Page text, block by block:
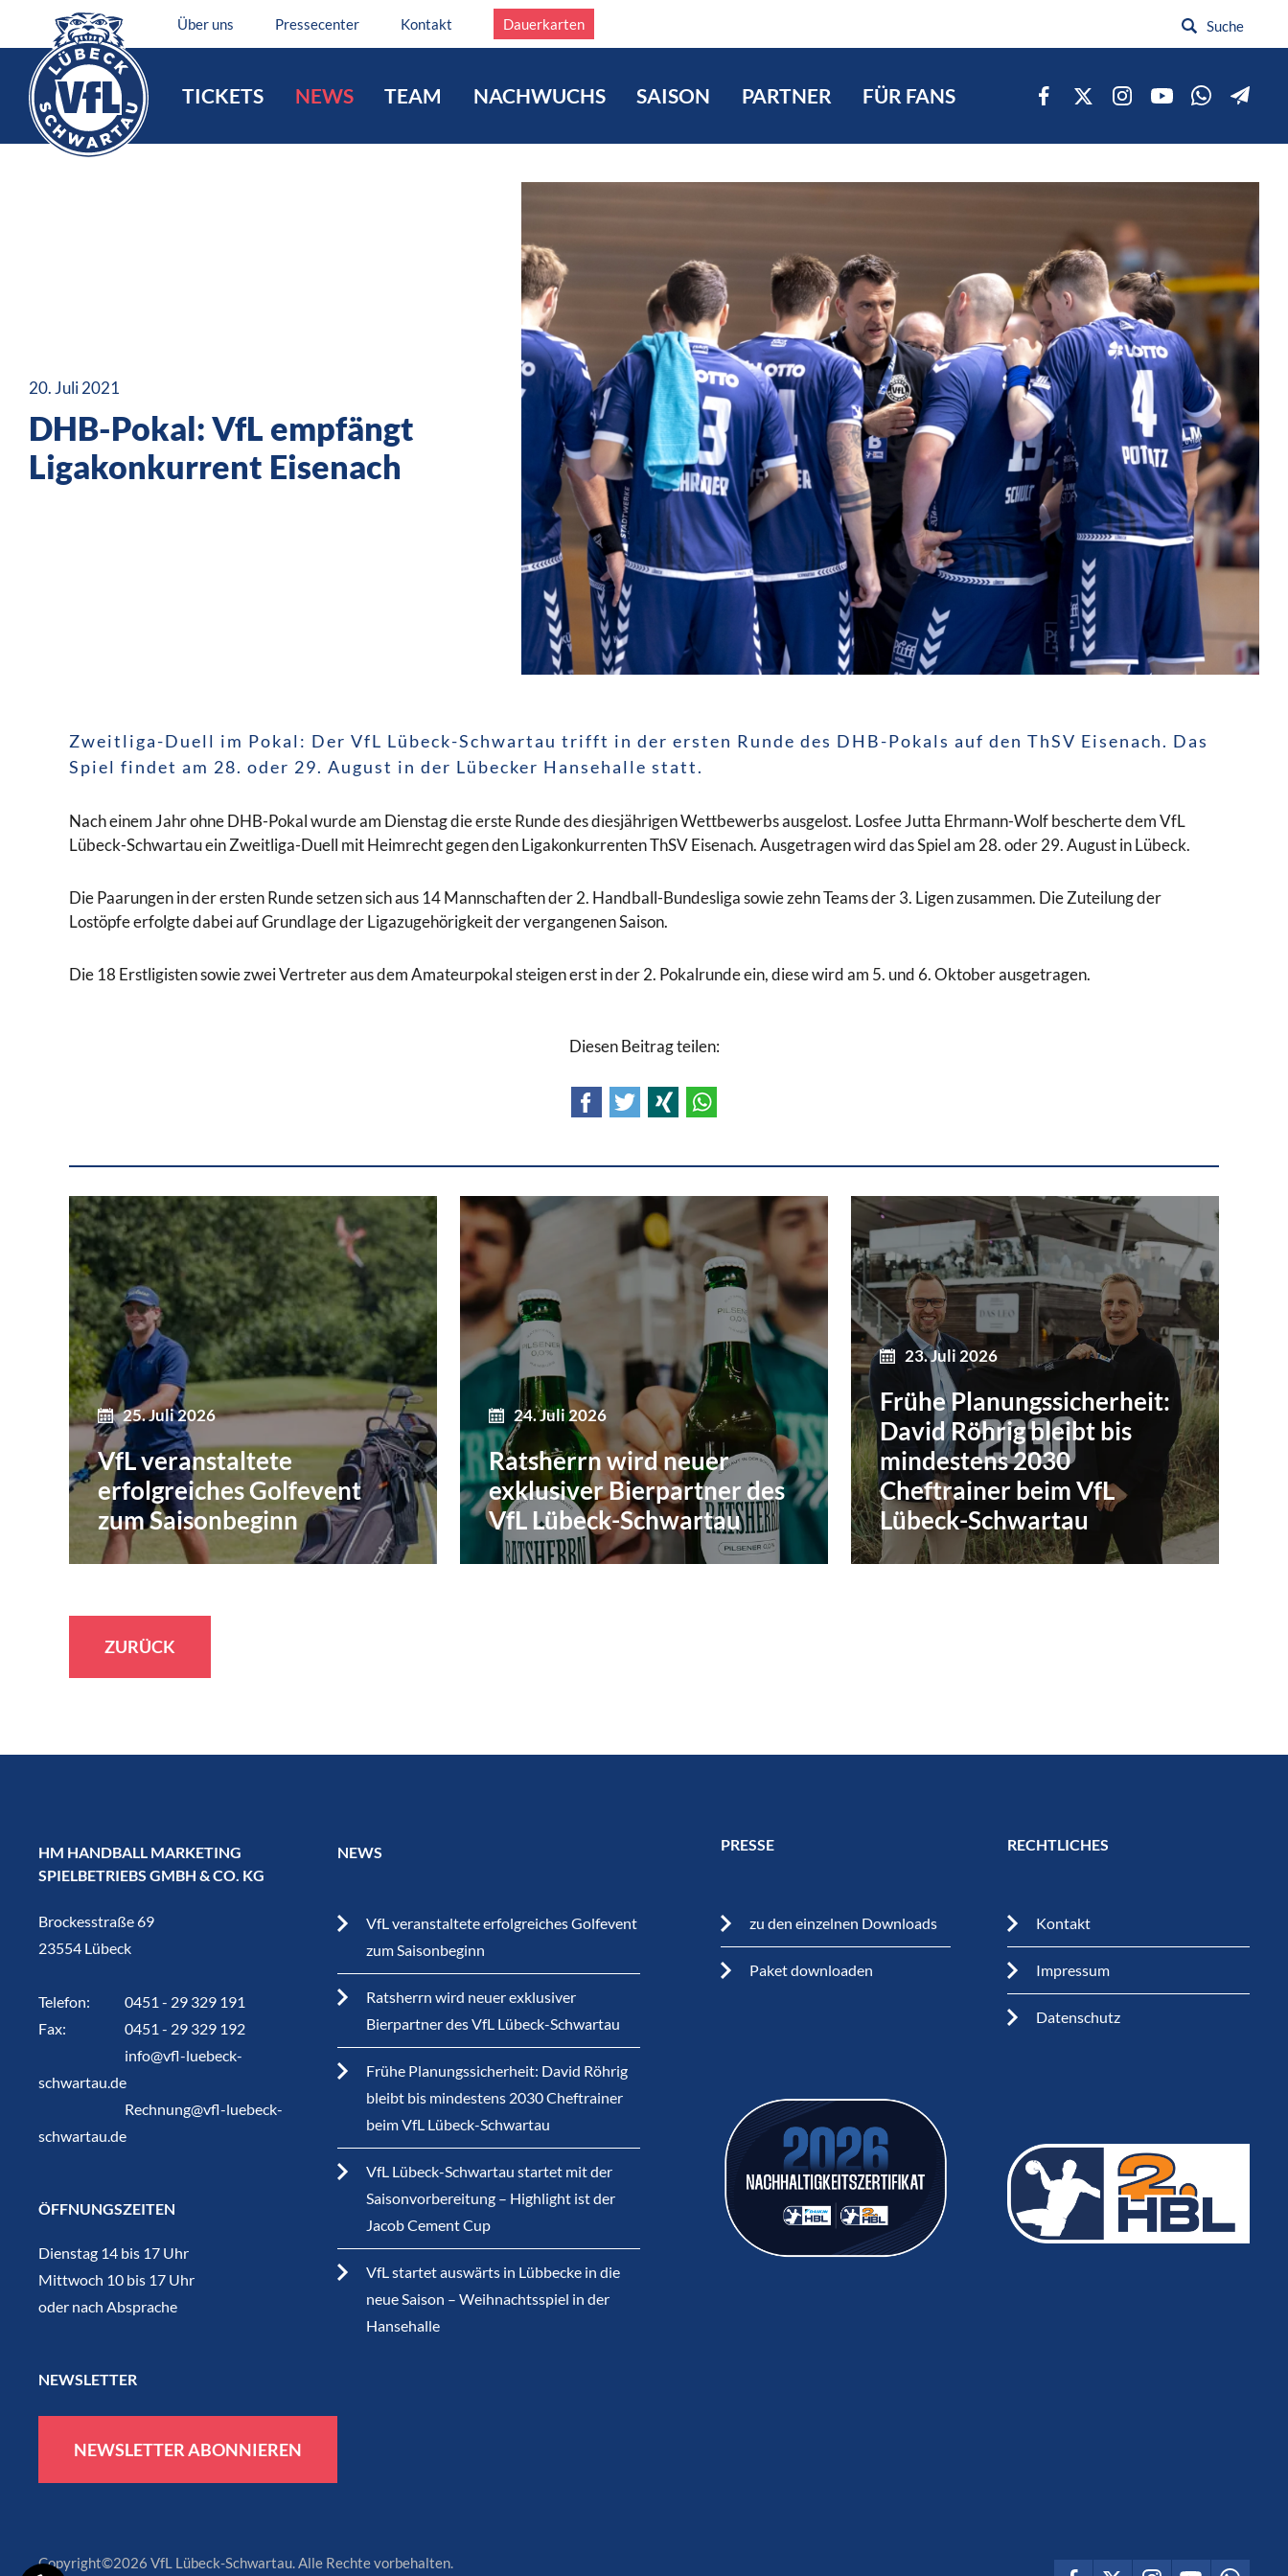
Über uns Pressecenter Kontakt Dauerkarten
TICKETS NEWS TEAM NACHWUCHS SAISON PARTNER FÜR FANS
20. Juli 2021
DHB-Pokal: VfL empfängt
Ligakonkurrent Eisenach
Zweitliga-Duell im Pokal: Der VfL Lübeck-Schwartau trifft in der ersten Runde des DHB-Pokals auf den ThSV Eisenach. Das
Spiel findet am 28. oder 29. August in der Lübecker Hansehalle statt.
Nach einem Jahr ohne DHB-Pokal wurde am Dienstag die erste Runde des diesjährigen Wettbewerbs ausgelost. Losfee Jutta Ehrmann-Wolf bescherte dem VfL
Lübeck-Schwartau ein Zweitliga-Duell mit Heimrecht gegen den Ligakonkurrenten ThSV Eisenach. Ausgetragen wird das Spiel am 28. oder 29. August in Lübeck.
Die Paarungen in der ersten Runde setzen sich aus 14 Mannschaften der 2. Handball-Bundesliga sowie zehn Teams der 3. Ligen zusammen. Die Zuteilung der
Lostöpfe erfolgte dabei auf Grundlage der Ligazugehörigkeit der vergangenen Saison.
Die 18 Erstligisten sowie zwei Vertreter aus dem Amateurpokal steigen erst in der 2. Pokalrunde ein, diese wird am 5. und 6. Oktober ausgetragen.
Diesen Beitrag teilen:
FacebookTwitterXing
25. Juli 2026
VfL veranstaltete
erfolgreiches Golfevent
zum Saisonbeginn
24. Juli 2026
Ratsherrn wird neuer
exklusiver Bierpartner des
VfL Lübeck-Schwartau
23. Juli 2026
Frühe Planungssicherheit:
David Röhrig bleibt bis
mindestens 2030
Cheftrainer beim VfL
Lübeck-Schwartau
ZURÜCK
HM HANDBALL MARKETING
SPIELBETRIEBS GMBH & CO. KG
Brockesstraße 69
23554 Lübeck
Telefon:
0451 - 29 329 191
Fax:
0451 - 29 329 192
info@vfl-luebeck-
schwartau.de
Rechnung@vfl-luebeck-
schwartau.de
ÖFFNUNGSZEITEN
Dienstag 14 bis 17 Uhr
Mittwoch 10 bis 17 Uhr
oder nach Absprache
NEWSLETTER
NEWSLETTER ABONNIEREN
NEWS
VfL veranstaltete erfolgreiches Golfevent
zum Saisonbeginn
Ratsherrn wird neuer exklusiver
Bierpartner des VfL Lübeck-Schwartau
Frühe Planungssicherheit: David Röhrig
bleibt bis mindestens 2030 Cheftrainer
beim VfL Lübeck-Schwartau
VfL Lübeck-Schwartau startet mit der
Saisonvorbereitung – Highlight ist der
Jacob Cement Cup
VfL startet auswärts in Lübbecke in die
neue Saison – Weihnachtsspiel in der
Hansehalle
PRESSE
zu den einzelnen Downloads
Paket downloaden
RECHTLICHES
Kontakt
Impressum
Datenschutz
Copyright©2026 VfL Lübeck-Schwartau. Alle Rechte vorbehalten.